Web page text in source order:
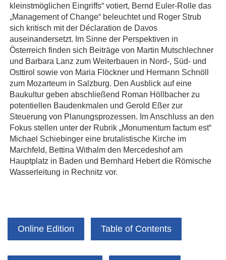
kleinstmöglichen Eingriffs“ votiert, Bernd Euler-Rolle das
„Management of Change“ beleuchtet und Roger Strub
sich kritisch mit der Déclaration de Davos
auseinandersetzt. Im Sinne der Perspektiven in
Österreich finden sich Beiträge von Martin Mutschlechner
und Barbara Lanz zum Weiterbauen in Nord-, Süd- und
Osttirol sowie von Maria Flöckner und Hermann Schnöll
zum Mozarteum in Salzburg. Den Ausblick auf eine
Baukultur geben abschließend Roman Höllbacher zu
potentiellen Baudenkmalen und Gerold Eßer zur
Steuerung von Planungsprozessen. Im Anschluss an den
Fokus stellen unter der Rubrik „Monumentum factum est“
Michael Schiebinger eine brutalistische Kirche im
Marchfeld, Bettina Withalm den Mercedeshof am
Hauptplatz in Baden und Bernhard Hebert die Römische
Wasserleitung in Rechnitz vor.
Online Edition Table of Contents